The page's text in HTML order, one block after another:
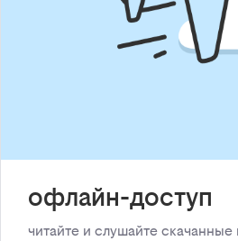
офлайн-доступ
читайте и слушайте